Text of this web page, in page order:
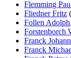
Flemming
Fliedner Fritz
Follen
Forstenborch
Franck Johann
Franck